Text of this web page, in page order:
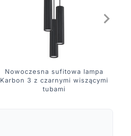
Nowoczesna sufitowa lampa
Karbon 3 z czarnymi wiszącymi
tubami